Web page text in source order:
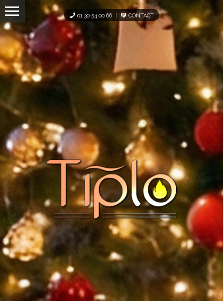
Panneau de gestion des cookies
01 30 54 00 66 CONTACT